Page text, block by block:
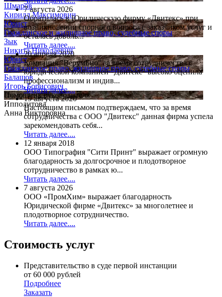
Шмаров
Кирилл Максимович
Юрист
Гражданское и жилищное право, судебные споры
Зык
Никита Николаевич
Юрист
Гражданское право, жилищное право, судебные споры
Балашов
Игорь Борисович
Помощник руководителя
Ипполитова
Анна Викторовна
7 августа 2026
Обратилась в Юридическую фирму «Двитекс» при
возникновении спорного вопроса с заказчиком услуг и
осталась доволь...
Читать далее....
20 апреля 2020
Компания "ВерумБио" за время сотрудничества с
юридической компанией "Двитекс" высоко оценила
профессионализм и индив...
Читать далее....
19 августа 2020
Настоящим письмом подтверждаем, что за время
сотрудничества с ООО "Двитекс" данная фирма успела
зарекомендовать себя...
Читать далее....
12 января 2018
ООО Типография "Сити Принт" выражает огромную
благодарность за долгосрочное и плодотворное
сотрудничество в рамках ю...
Читать далее....
7 августа 2026
ООО «ПромХим» выражает благодарность
Юридической фирме «Двитекс» за многолетнее и
плодотворное сотрудничество.
Читать далее....
Стоимость услуг
Представительство в суде первой инстанции
от 60 000 рублей
Подробнее
Заказать